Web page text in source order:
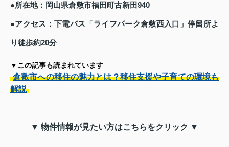
●所在地：岡山県倉敷市福田町古新田940
●アクセス：下電バス「ライフパーク倉敷西入口」停留所よ
り徒歩約20分
▼この記事も読まれています
倉敷市への移住の魅力とは？移住支援や子育ての環境も
解説
▼ 物件情報が見たい方はこちらをクリック ▼